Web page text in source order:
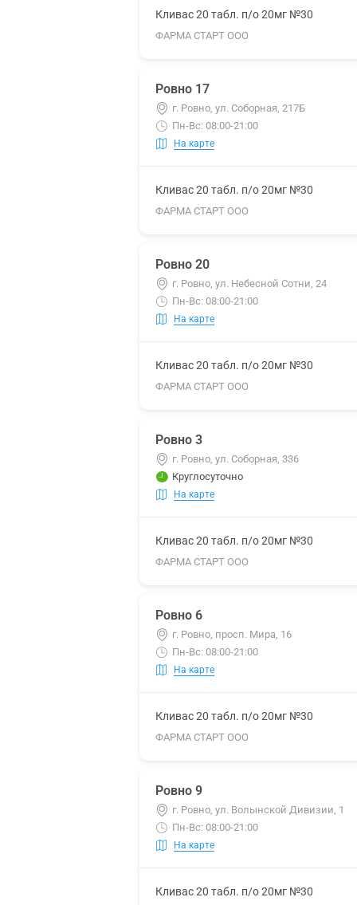
Кливас 20 табл. п/о 20мг №30
ФАРМА СТАРТ ООО
Ровно 17
г. Ровно, ул. Соборная, 217Б
Пн-Вс: 08:00-21:00
На карте
Кливас 20 табл. п/о 20мг №30
ФАРМА СТАРТ ООО
Ровно 20
г. Ровно, ул. Небесной Сотни, 24
Пн-Вс: 08:00-21:00
На карте
Кливас 20 табл. п/о 20мг №30
ФАРМА СТАРТ ООО
Ровно 3
г. Ровно, ул. Соборная, 336
Круглосуточно
На карте
Кливас 20 табл. п/о 20мг №30
ФАРМА СТАРТ ООО
Ровно 6
г. Ровно, просп. Мира, 16
Пн-Вс: 08:00-21:00
На карте
Кливас 20 табл. п/о 20мг №30
ФАРМА СТАРТ ООО
Ровно 9
г. Ровно, ул. Волынской Дивизии, 1
Пн-Вс: 08:00-21:00
На карте
Кливас 20 табл. п/о 20мг №30